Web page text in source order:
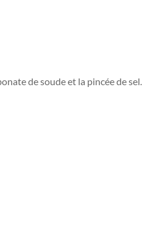
de soude et la pincée de sel.